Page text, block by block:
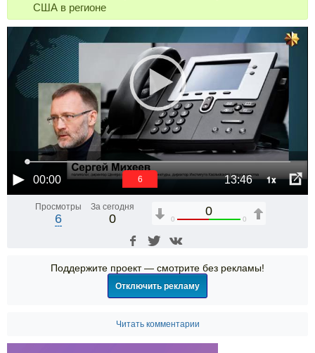
США в регионе
00:00 13:46 1x
6
Просмотры
6
За сегодня
0
0
0 0
Поддержите проект — смотрите без рекламы!
Отключить рекламу
Читать комментарии